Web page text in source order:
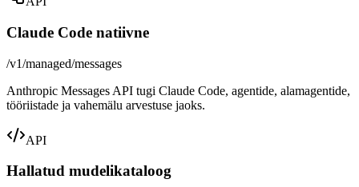
Claude Code natiivne
/v1/managed/messages
Anthropic Messages API tugi Claude Code, agentide, alamagentide,
tööriistade ja vahemälu arvestuse jaoks.
API
Hallatud mudelikataloog